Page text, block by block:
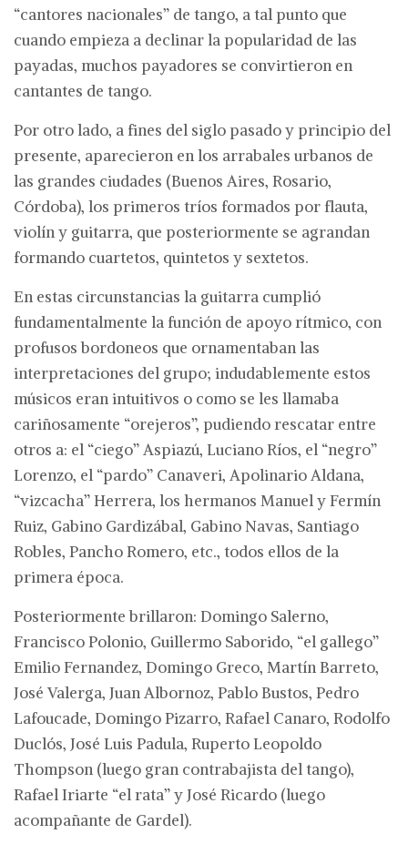
“cantores nacionales” de tango, a tal punto que
cuando empieza a declinar la popularidad de las
payadas, muchos payadores se convirtieron en
cantantes de tango.
Por otro lado, a fines del siglo pasado y principio del
presente, aparecieron en los arrabales urbanos de
las grandes ciudades (Buenos Aires, Rosario,
Córdoba), los primeros tríos formados por flauta,
violín y guitarra, que posteriormente se agrandan
formando cuartetos, quintetos y sextetos.
En estas circunstancias la guitarra cumplió
fundamentalmente la función de apoyo rítmico, con
profusos bordoneos que ornamentaban las
interpretaciones del grupo; indudablemente estos
músicos eran intuitivos o como se les llamaba
cariñosamente “orejeros”, pudiendo rescatar entre
otros a: el “ciego” Aspiazú, Luciano Ríos, el “negro”
Lorenzo, el “pardo” Canaveri, Apolinario Aldana,
“vizcacha” Herrera, los hermanos Manuel y Fermín
Ruiz, Gabino Gardizábal, Gabino Navas, Santiago
Robles, Pancho Romero, etc., todos ellos de la
primera época.
Posteriormente brillaron: Domingo Salerno,
Francisco Polonio, Guillermo Saborido, “el gallego”
Emilio Fernandez, Domingo Greco, Martín Barreto,
José Valerga, Juan Albornoz, Pablo Bustos, Pedro
Lafoucade, Domingo Pizarro, Rafael Canaro, Rodolfo
Duclós, José Luis Padula, Ruperto Leopoldo
Thompson (luego gran contrabajista del tango),
Rafael Iriarte “el rata” y José Ricardo (luego
acompañante de Gardel).